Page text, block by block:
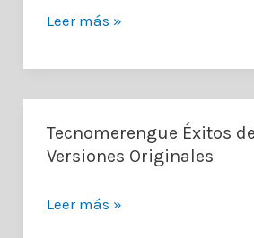
MERENGUE
EXTENDED
2026
Leer más »
Tecnomerengue Éxitos
Versiones Originales
Tecnomerengue
Leer más »